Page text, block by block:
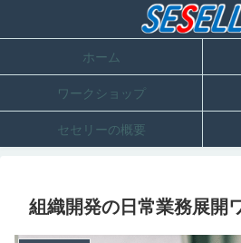
ホーム
ワークショップ
セセリーの概要
組織開発の日常業務展開